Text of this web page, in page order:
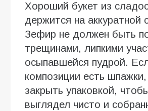
Хороший букет из
держится на аккуратной
Зефир не должен быть
трещинами, липкими
осыпавшейся пудрой.
композиции есть
закрыть упаковкой,
выглядел чисто и